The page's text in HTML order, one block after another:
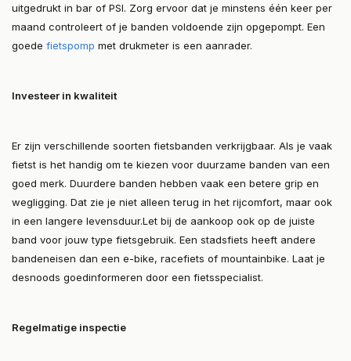
uitgedrukt in bar of PSI. Zorg ervoor dat je minstens één keer per
maand controleert of je banden voldoende zijn opgepompt. Een
goede fietspomp met drukmeter is een aanrader.
Investeer in kwaliteit
Er zijn verschillende soorten fietsbanden verkrijgbaar. Als je vaak
fietst is het handig om te kiezen voor duurzame banden van een
goed merk. Duurdere banden hebben vaak een betere grip en
wegligging. Dat zie je niet alleen terug in het rijcomfort, maar ook
in een langere levensduur.Let bij de aankoop ook op de juiste
band voor jouw type fietsgebruik. Een stadsfiets heeft andere
bandeneisen dan een e-bike, racefiets of mountainbike. Laat je
desnoods goedinformeren door een fietsspecialist.
Regelmatige inspectie